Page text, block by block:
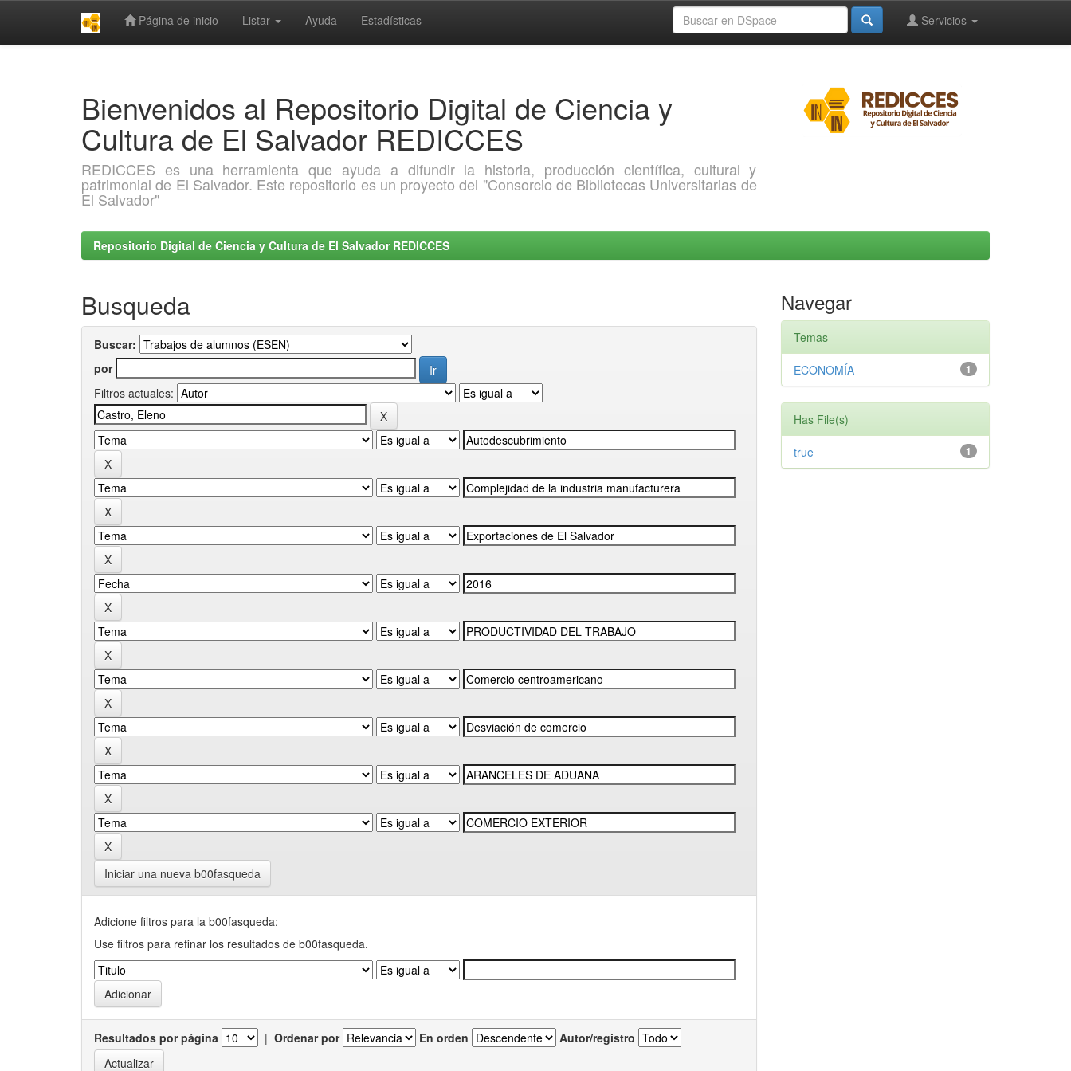
Página de inicio Listar Ayuda Estadísticas Servicios
Bienvenidos al Repositorio Digital de Ciencia y
Cultura de El Salvador REDICCES
REDICCES es una herramienta que ayuda a difundir la historia, producción científica, cultural y
patrimonial de El Salvador. Este repositorio es un proyecto del "Consorcio de Bibliotecas Universitarias de
El Salvador"
Repositorio Digital de Ciencia y Cultura de El Salvador REDICCES
Busqueda
Buscar:
por
Filtros actuales:
Iniciar una nueva b00fasqueda
Adicione filtros para la b00fasqueda:
Use filtros para refinar los resultados de b00fasqueda.
Resultados por página | Ordenar por En orden Autor/registro
Navegar
Temas
1
ECONOMÍA
Has File(s)
1
true